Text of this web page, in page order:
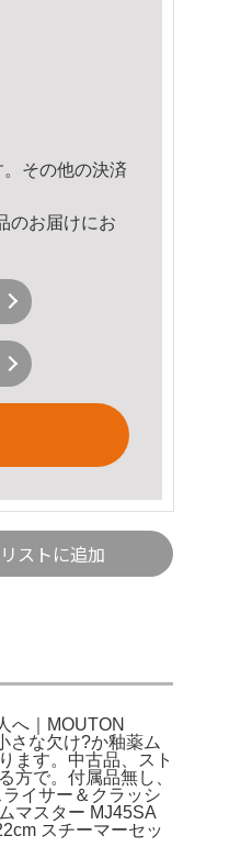
その他の決済
のお届けにお
ストに追加
へ｜MOUTON
さな欠け?か釉薬ム
ます。中古品、スト
方で。付属品無し、
イサー＆クラッシ
マスター MJ45SA
スチーマーセッ